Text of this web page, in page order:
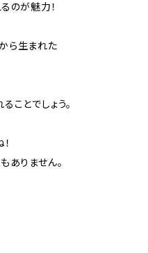
のが魅力！
ら生まれた
ことでしょう。
ありません。